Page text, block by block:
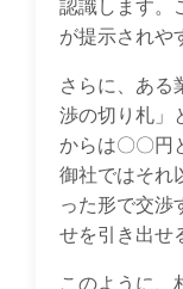
認識します。
が提示されや
さらに、ある
渉の切り札」
からは〇〇円
御社ではそれ
った形で交渉
せを引き出せ
このように、